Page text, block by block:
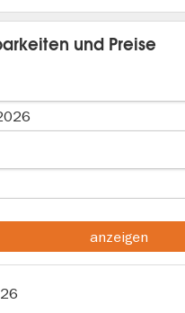
und Preise
anzeigen